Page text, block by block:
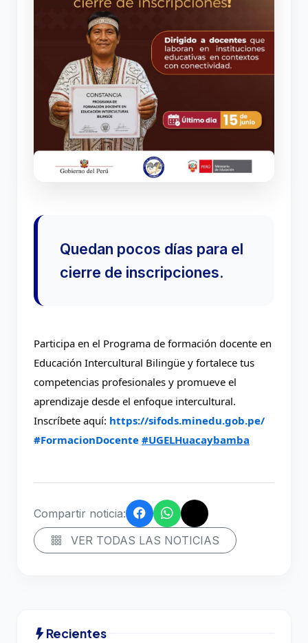
Quedan pocos días para el
cierre de inscripciones.
Participa en el Programa de formación docente en
Educación Intercultural Bilingüe y fortalece tus
competencias profesionales y promueve el
aprendizaje desde el enfoque intercultural.
Inscríbete aquí: https://sifods.minedu.gob.pe/
#FormacionDocente #UGELHuacaybamba
Compartir noticia:
VER TODAS LAS NOTICIAS
Recientes